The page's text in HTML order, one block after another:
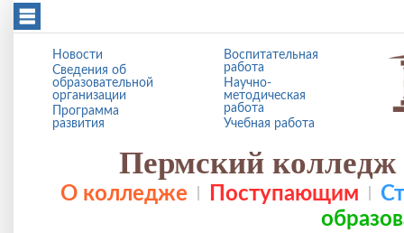
Перейти к основному содержанию
Новости
Сведения об
образовательной
организации
Программа
развития
Воспитательная
работа
Научно-
методическая
работа
Учебная работа
Пермский колледж
О колледже Поступающим